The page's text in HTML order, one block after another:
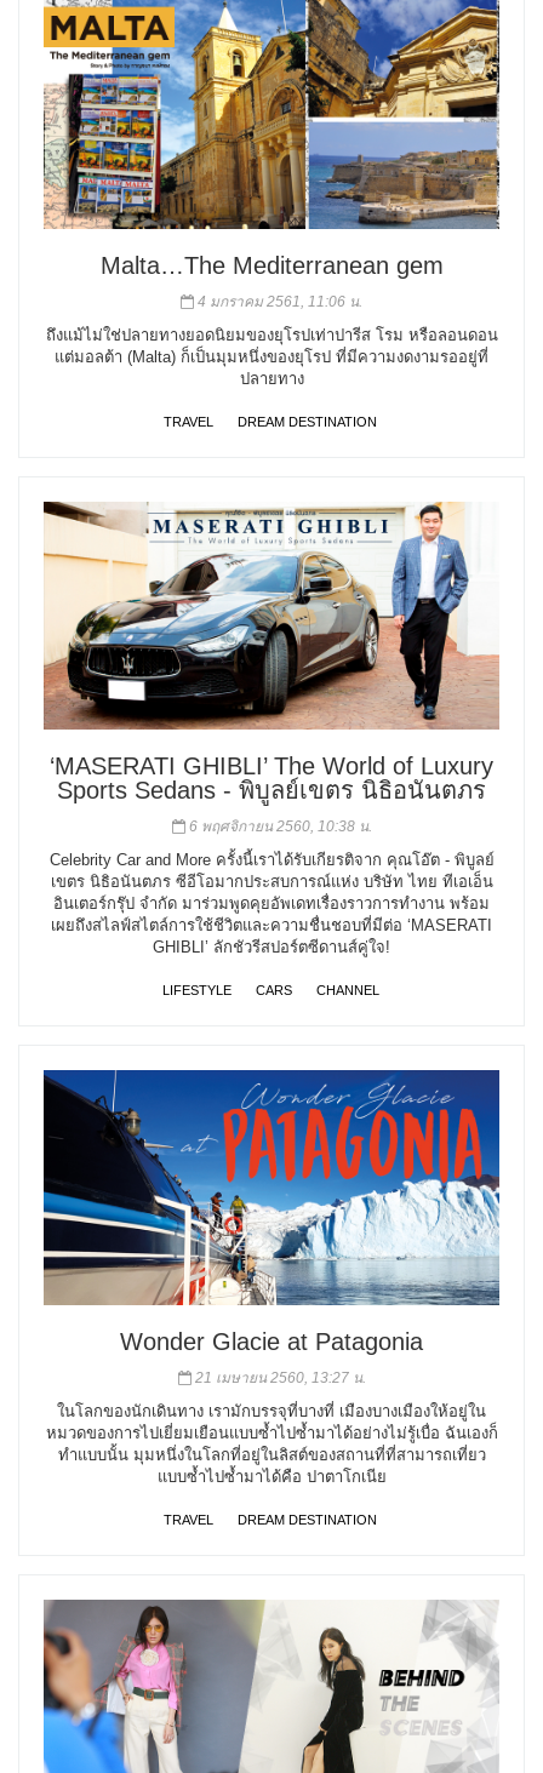
Malta…The Mediterranean gem
4 มกราคม 2561, 11:06 น.
ถึงแม้ไม่ใช่ปลายทางยอดนิยมของยุโรปเท่าปารีส โรม หรือลอนดอน
แต่มอลต้า (Malta) ก็เป็นมุมหนึ่งของยุโรป ที่มีความงดงามรออยู่ที่
ปลายทาง
TRAVEL DREAM DESTINATION
‘MASERATI GHIBLI’ The World of Luxury
Sports Sedans - พิบูลย์เขตร นิธิอนันตภร
6 พฤศจิกายน 2560, 10:38 น.
Celebrity Car and More ครั้งนี้เราได้รับเกียรติจาก คุณโอ๊ต - พิบูลย์
เขตร นิธิอนันตภร ซีอีโอมากประสบการณ์แห่ง บริษัท ไทย ทีเอเอ็น
อินเตอร์กรุ๊ป จำกัด มาร่วมพูดคุยอัพเดทเรื่องราวการทำงาน พร้อม
เผยถึงสไลฟ์สไตล์การใช้ชีวิตและความชื่นชอบที่มีต่อ ‘MASERATI
GHIBLI’ ลักชัวรีสปอร์ตซีดานส์คู่ใจ!
LIFESTYLE CARS CHANNEL
Wonder Glacie at Patagonia
21 เมษายน 2560, 13:27 น.
ในโลกของนักเดินทาง เรามักบรรจุที่บางที่ เมืองบางเมืองให้อยู่ใน
หมวดของการไปเยี่ยมเยือนแบบซ้ำไปซ้ำมาได้อย่างไม่รู้เบื่อ ฉันเองก็
ทำแบบนั้น มุมหนึ่งในโลกที่อยู่ในลิสต์ของสถานที่ที่สามารถเที่ยว
แบบซ้ำไปซ้ำมาได้คือ ปาตาโกเนีย
TRAVEL DREAM DESTINATION